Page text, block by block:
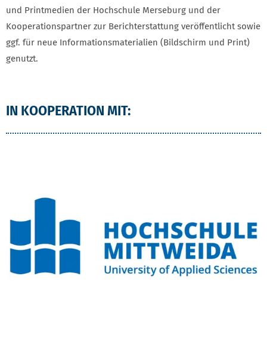
und Printmedien der Hochschule Merseburg und der
Kooperationspartner zur Berichterstattung veröffentlicht sowie
ggf. für neue Informationsmaterialien (Bildschirm und Print)
genutzt.
IN KOOPERATION MIT: